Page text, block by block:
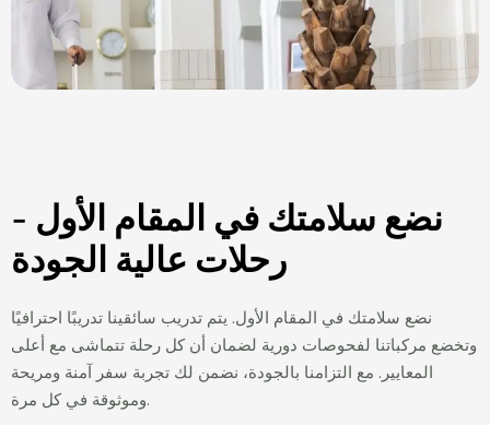
نضع سلامتك في المقام الأول -
رحلات عالية الجودة
نضع سلامتك في المقام الأول. يتم تدريب سائقينا تدريبًا احترافيًا
وتخضع مركباتنا لفحوصات دورية لضمان أن كل رحلة تتماشى مع أعلى
المعايير. مع التزامنا بالجودة، نضمن لك تجربة سفر آمنة ومريحة
وموثوقة في كل مرة.